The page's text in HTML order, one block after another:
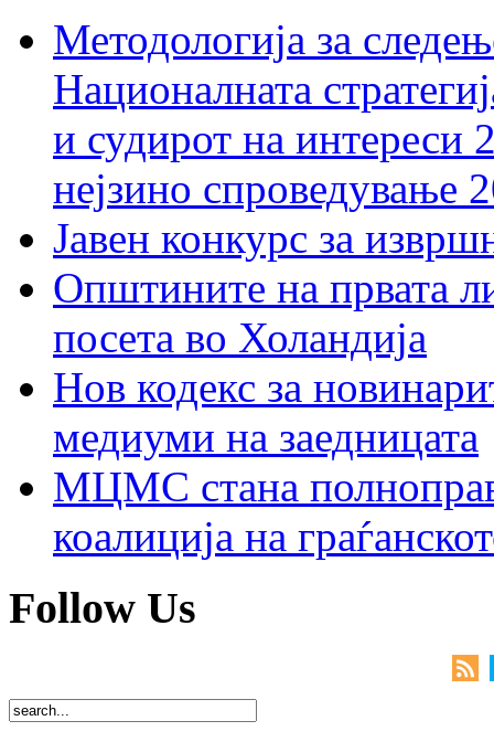
Методологија за
Националната
и судирот на интереси
нејзино спроведување
Јавен конкурс за
Општините на првата
посета во Холандија
Нов кодекс за
медиуми на заедницата
МЦМС стана
коалиција на
Follow Us